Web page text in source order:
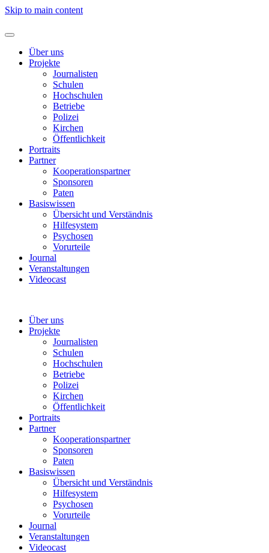
Skip to main content
Über uns
Projekte
Journalisten
Schulen
Hochschulen
Betriebe
Polizei
Kirchen
Öffentlichkeit
Portraits
Partner
Kooperationspartner
Sponsoren
Paten
Basiswissen
Übersicht und Verständnis
Hilfesystem
Psychosen
Vorurteile
Journal
Veranstaltungen
Videocast
Über uns
Projekte
Journalisten
Schulen
Hochschulen
Betriebe
Polizei
Kirchen
Öffentlichkeit
Portraits
Partner
Kooperationspartner
Sponsoren
Paten
Basiswissen
Übersicht und Verständnis
Hilfesystem
Psychosen
Vorurteile
Journal
Veranstaltungen
Videocast